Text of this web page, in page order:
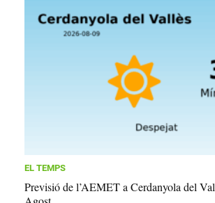
EL TEMPS
Previsió de l’AEMET a Cerdanyola del